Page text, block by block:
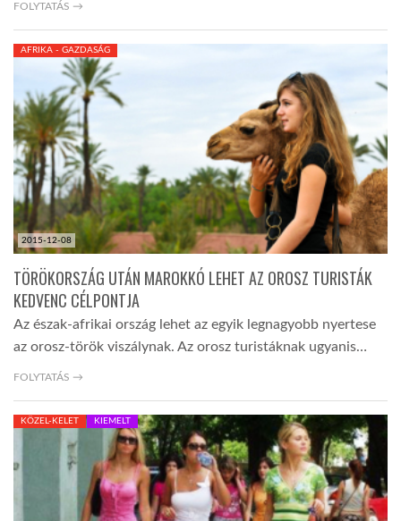
FOLYTATÁS →
2015-12-08
AFRIKA - GAZDASÁG
TÖRÖKORSZÁG UTÁN MAROKKÓ LEHET AZ OROSZ TURISTÁK
KEDVENC CÉLPONTJA
Az észak-afrikai ország lehet az egyik legnagyobb nyertese
az orosz-török viszálynak. Az orosz turistáknak ugyanis…
FOLYTATÁS →
KÖZEL-KELET KIEMELT